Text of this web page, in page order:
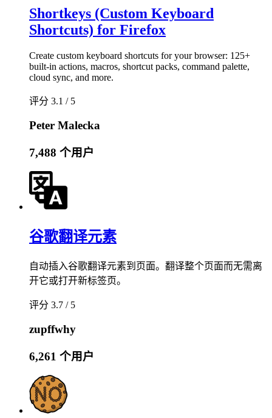
Shortkeys (Custom Keyboard
Shortcuts) for Firefox
Create custom keyboard shortcuts for your browser: 125+
built-in actions, macros, shortcut packs, command palette,
cloud sync, and more.
评分 3.1 / 5
Peter Malecka
7,488 个用户
谷歌翻译元素
自动插入谷歌翻译元素到页面。翻译整个页面而无需离
开它或打开新标签页。
评分 3.7 / 5
zupffwhy
6,261 个用户